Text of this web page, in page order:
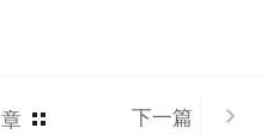
下一篇